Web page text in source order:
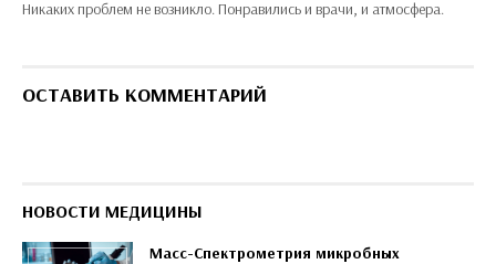
Никаких проблем не возникло. Понравились и врачи, и атмосфера.
ОСТАВИТЬ КОММЕНТАРИЙ
НОВОСТИ МЕДИЦИНЫ
Масс-Спектрометрия микробных